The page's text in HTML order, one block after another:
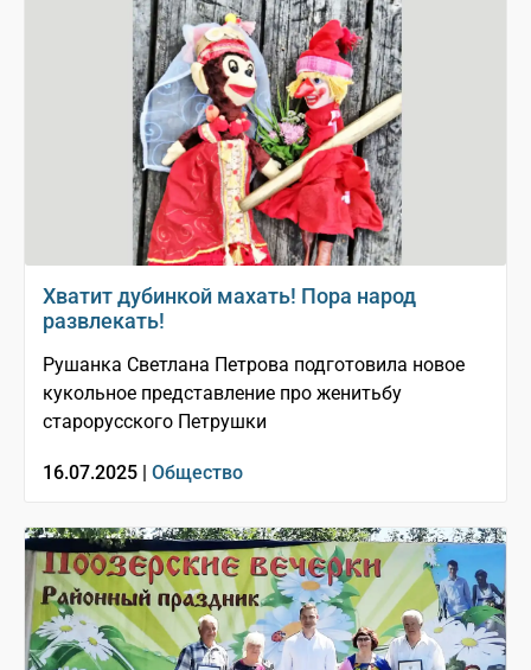
Хватит дубинкой махать! Пора народ
развлекать!
Рушанка Светлана Петрова подготовила новое
кукольное представление про женитьбу
старорусского Петрушки
16.07.2025 | Общество